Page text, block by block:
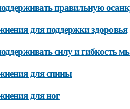
правильную
для поддержки здоровья
силу и гибкость
для спины
для ног